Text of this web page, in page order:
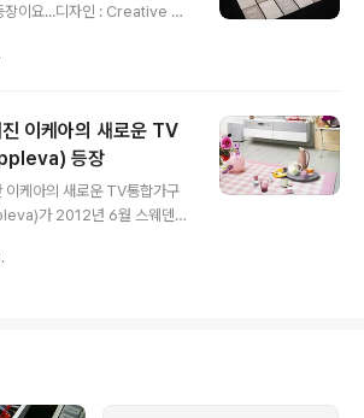
장이요...디자인 : Creative M
Schmid (독일)[이전글] 2
이전글] 2008/08/20 - 빛이
블럭 - Litracon[이전글] 200
형태의 근사한 콘크리트 세면
이케아의 새로운 TV
등장
케아의 새로운 TV통합가구
가 2012년 6월 스웨덴에
TV의 기능도 고스란히 가지고
능하다. 보증기간도 5년이고
본 거치대)부터 시작된다. T
국의 TCL과 함께 개발되었